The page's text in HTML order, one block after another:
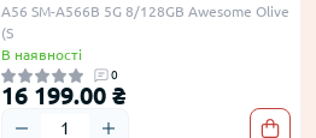
A56 SM-A566B 5G 8/128GB Awesome Olive
(S
В наявності
0
16 199.00 ₴